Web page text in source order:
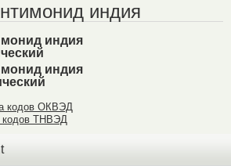
индия
индия
индия
кодов ОКВЭД
кодов ТНВЭД